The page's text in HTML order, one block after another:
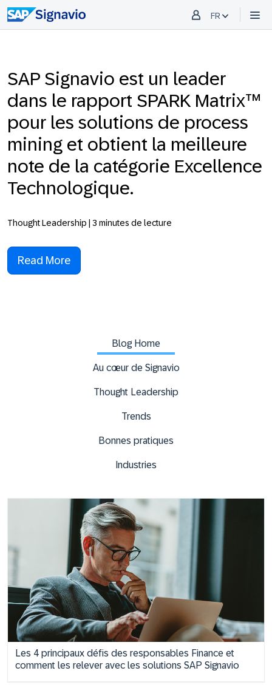
FR
SAP Signavio est un leader
dans le rapport SPARK Matrix™
pour les solutions de process
mining et obtient la meilleure
note de la catégorie Excellence
Technologique.
Thought Leadership | 3 minutes de lecture
Read More
Blog Home
Au cœur de Signavio
Thought Leadership
Trends
Bonnes pratiques
Industries
Les 4 principaux défis des responsables Finance et
comment les relever avec les solutions SAP Signavio